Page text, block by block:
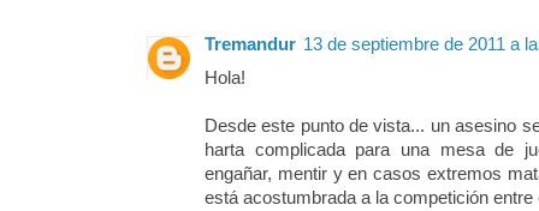
Tremandur 13 de septiembre de 2011 a
Hola!
Desde este punto de vista... un asesino
harta complicada para una mesa de
engañar, mentir y en casos extremos
está acostumbrada a la competición